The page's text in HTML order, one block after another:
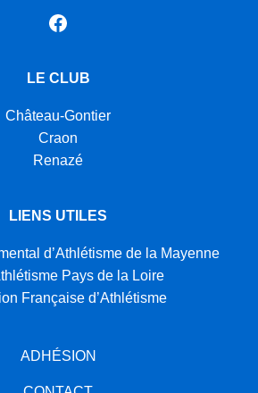
Facebook
LE CLUB
Château-Gontier
Craon
Renazé
LIENS UTILES
d’Athlétisme de la Mayenne
Pays de la Loire
Française d’Athlétisme
ADHÉSION